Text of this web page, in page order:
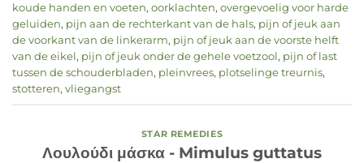
koude handen en voeten, oorklachten, overgevoelig voor harde
geluiden, pijn aan de rechterkant van de hals, pijn of jeuk aan
de voorkant van de linkerarm, pijn of jeuk aan de voorste helft
van de eikel , pijn of jeuk onder de gehele voetzool , pijn of last
tussen de schouderbladen, pleinvrees, plotselinge treurnis,
stotteren, vliegangst
STAR REMEDIES
Λουλούδι μάσκα - Mimulus guttatus